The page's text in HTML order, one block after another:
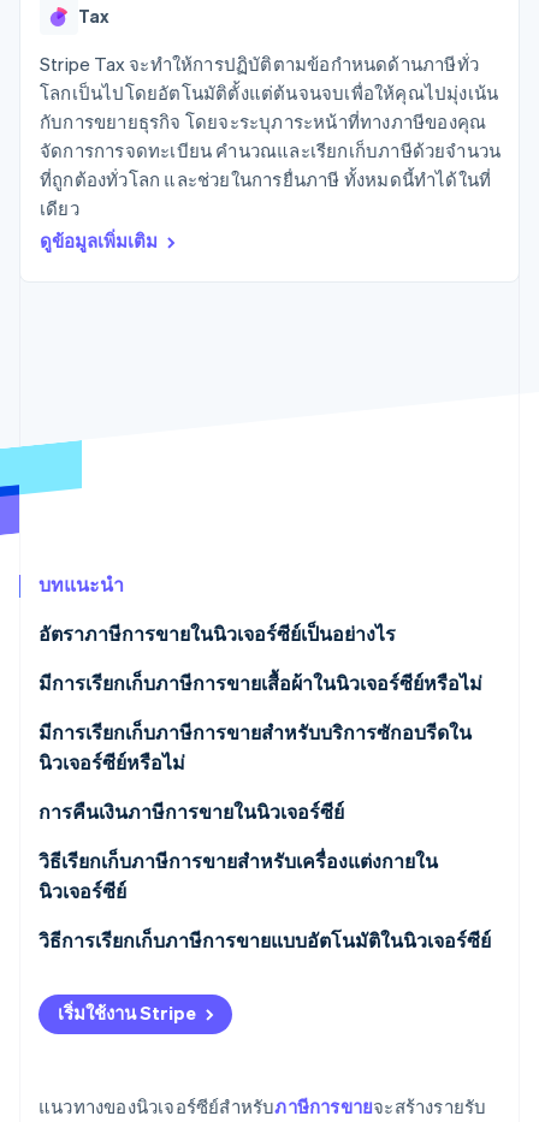
Boost
ยกระดับการ
ยอมรับการ
ชำระเงิน
Link
การชำระเงินที่
รวดเร็วขึ้น
ระบบ
อัตโนมัติ
สำหรับการ
ทำบัญชี
Stripe
Sigma
รายงานที่
ออกแบบเอง
Data
Radar
การขจัดคาร์บอน
Stripe Sessions 2026
ดูว่า Stripe กำลังสร้างโครงสร้างพื้นฐานระบบเศรษฐกิจสำหรับ
AI อย่างไร
ตามอุตสาหกรรม
บริษัท AI
แวดวงครีเอเตอร์
เกม
สื่อและความบันเทิง
บริการด้วยเอเจนต์
แหล่งข้อมูล
บล็อกของนักพัฒนา
ตำแหน่งงาน
ห้องข่าว
Stripe Press
การติดต่อ
ติดต่อฝ่ายขาย
Tax
Stripe Tax จะทำให้การปฏิบัติตามข้อกำหนดด้านภาษีทั่ว
โลกเป็นไปโดยอัตโนมัติตั้งแต่ต้นจนจบเพื่อให้คุณไปมุ่งเน้น
กับการขยายธุรกิจ โดยจะระบุภาระหน้าที่ทางภาษีของคุณ
จัดการการจดทะเบียน คำนวณและเรียกเก็บภาษีด้วยจำนวน
ที่ถูกต้องทั่วโลก และช่วยในการยื่นภาษี ทั้งหมดนี้ทำได้ในที่
เดียว
ดูข้อมูลเพิ่มเติม
บทแนะนำ
อัตราภาษีการขายในนิวเจอร์ซีย์เป็นอย่างไร
มีการเรียกเก็บภาษีการขายเสื้อผ้าในนิวเจอร์ซีย์หรือไม่
มีการเรียกเก็บภาษีการขายสำหรับบริการซักอบรีดใน
นิวเจอร์ซีย์หรือไม่
การคืนเงินภาษีการขายในนิวเจอร์ซีย์
วิธีเรียกเก็บภาษีการขายสําหรับเครื่องแต่งกายใน
นิวเจอร์ซีย์
อุปกรณ์เสริม
อุปกรณ์ป้องกัน (ไม่เกี่ยวข้องกับการทํางาน):
สินค้ากีฬา
วิธีการเรียกเก็บภาษีการขายแบบอัตโนมัติในนิวเจอร์ซีย์
การจดทะเบียนภาษีการขาย
การเปิดใช้งาน Stripe Tax
เริ่มใช้งาน Stripe
แนวทางของนิวเจอร์ซีย์สําหรับภาษีการขายจะสร้างรายรับ